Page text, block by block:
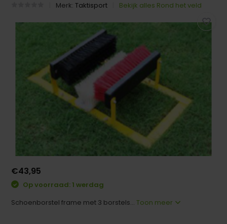
Merk:Taktisport Bekijk alles Rond het veld
€43,95
Op voorraad: 1 werdag
Schoenborstel frame met 3 borstels...Toon meer